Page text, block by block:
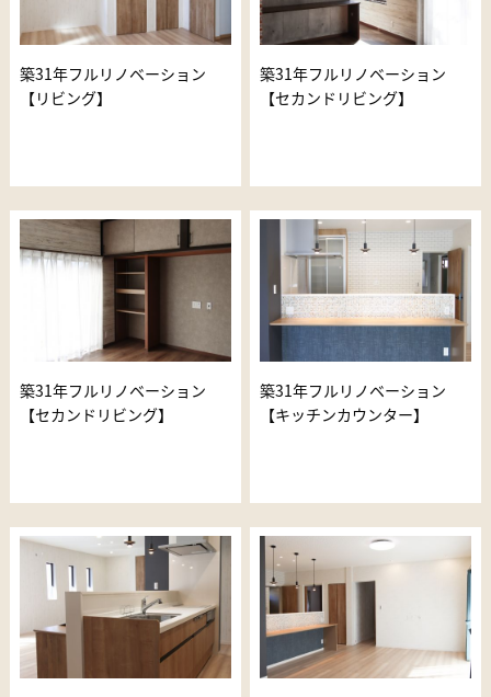
築31年フルリノベーション
【リビング】
築31年フルリノベーション
【セカンドリビング】
築31年フルリノベーション
【セカンドリビング】
築31年フルリノベーション
【キッチンカウンター】